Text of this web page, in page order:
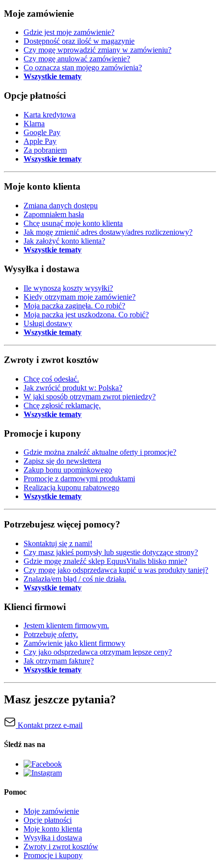
Moje zamówienie
Gdzie jest moje zamówienie?
Dostępność oraz ilość w magazynie
Czy mogę wprowadzić zmiany w zamówieniu?
Czy mogę anulować zamówienie?
Co oznacza stan mojego zamówienia?
Wszystkie tematy
Opcje płatności
Karta kredytowa
Klarna
Google Pay
Apple Pay
Za pobraniem
Wszystkie tematy
Moje konto klienta
Zmiana danych dostępu
Zapomniałem hasła
Chcę usunąć moje konto klienta
Jak mogę zmienić adres dostawy/adres rozliczeniowy?
Jak założyć konto klienta?
Wszystkie tematy
Wysyłka i dostawa
Ile wynoszą koszty wysyłki?
Kiedy otrzymam moje zamówienie?
Moja paczka zaginęła. Co robić?
Moja paczka jest uszkodzona. Co robić?
Usługi dostawy
Wszystkie tematy
Zwroty i zwrot kosztów
Chcę coś odesłać.
Jak zwrócić produkt w: Polska?
W jaki sposób otrzymam zwrot pieniedzy?
Chcę zgłosić reklamację.
Wszystkie tematy
Promocje i kupony
Gdzie można znaleźć aktualne oferty i promocje?
Zapisz się do newslettera
Zakup bonu upominkowego
Promocje z darmowymi produktami
Realizacja kuponu rabatowego
Wszystkie tematy
Potrzebujesz więcej pomocy?
Skontaktuj się z nami!
Czy masz jakieś pomysły lub sugestie dotyczące strony?
Gdzie mogę znaleźć sklep EquusVitalis blisko mnie?
Czy mogę jako odsprzedawca kupić u was produkty taniej?
Znalazła/em błąd / coś nie działa.
Wszystkie tematy
Klienci firmowi
Jestem klientem firmowym.
Potrzebuję oferty.
Zamówienie jako klient firmowy
Czy jako odsprzedawca otrzymam lepsze ceny?
Jak otrzymam fakturę?
Wszystkie tematy
Masz jeszcze pytania?
Kontakt przez e-mail
Śledź nas na
Pomoc
Moje zamówienie
Opcje płatności
Moje konto klienta
Wysyłka i dostawa
Zwroty i zwrot kosztów
Promocje i kupony